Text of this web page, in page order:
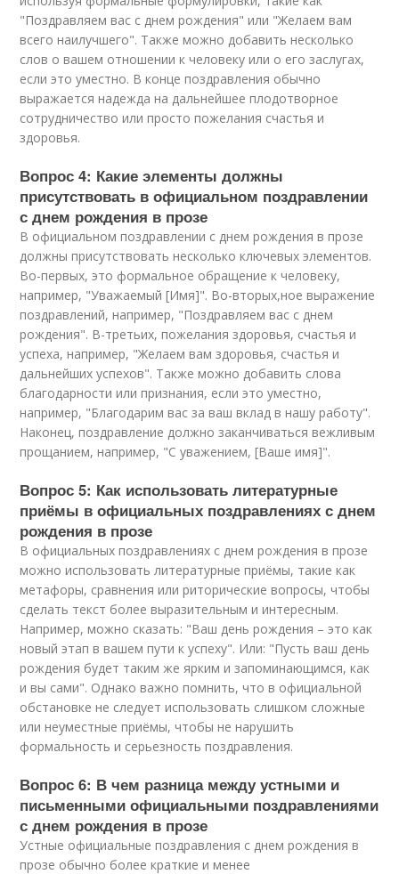
"Поздравляем вас с днем рождения" или "Желаем вам
всего наилучшего". Также можно добавить несколько
слов о вашем отношении к человеку или о его заслугах,
если это уместно. В конце поздравления обычно
выражается надежда на дальнейшее плодотворное
сотрудничество или просто пожелания счастья и
здоровья.
Вопрос 4: Какие элементы должны
присутствовать в официальном поздравлении
с днем рождения в прозе
В официальном поздравлении с днем рождения в прозе
должны присутствовать несколько ключевых элементов.
Во-первых, это формальное обращение к человеку,
например, "Уважаемый [Имя]". Во-вторых,ное выражение
поздравлений, например, "Поздравляем вас с днем
рождения". В-третьих, пожелания здоровья, счастья и
успеха, например, "Желаем вам здоровья, счастья и
дальнейших успехов". Также можно добавить слова
благодарности или признания, если это уместно,
например, "Благодарим вас за ваш вклад в нашу работу".
Наконец, поздравление должно заканчиваться вежливым
прощанием, например, "С уважением, [Ваше имя]".
Вопрос 5: Как использовать литературные
приёмы в официальных поздравлениях с днем
рождения в прозе
В официальных поздравлениях с днем рождения в прозе
можно использовать литературные приёмы, такие как
метафоры, сравнения или риторические вопросы, чтобы
сделать текст более выразительным и интересным.
Например, можно сказать: "Ваш день рождения – это как
новый этап в вашем пути к успеху". Или: "Пусть ваш день
рождения будет таким же ярким и запоминающимся, как
и вы сами". Однако важно помнить, что в официальной
обстановке не следует использовать слишком сложные
или неуместные приёмы, чтобы не нарушить
формальность и серьезность поздравления.
Вопрос 6: В чем разница между устными и
письменными официальными поздравлениями
с днем рождения в прозе
Устные официальные поздравления с днем рождения в
прозе обычно более краткие и менее